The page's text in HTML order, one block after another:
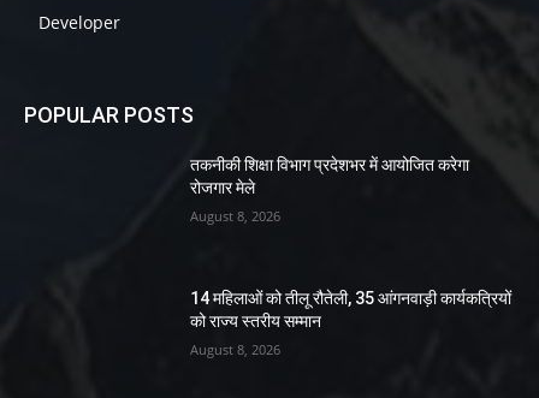
Developer
POPULAR POSTS
तकनीकी शिक्षा विभाग प्रदेशभर में आयोजित करेगा
रोजगार मेले
August 8, 2026
14 महिलाओं को तीलू रौतेली, 35 आंगनवाड़ी कार्यकत्रियों
को राज्य स्तरीय सम्मान
August 8, 2026